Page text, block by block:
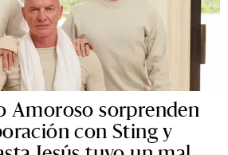
Amoroso sorprenden
con Sting y